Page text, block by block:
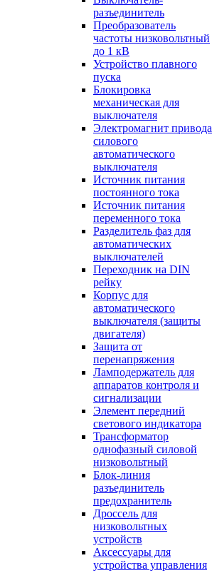
разъединитель
Преобразователь
частоты низковольтный
до 1 кВ
Устройство плавного
пуска
Блокировка
механическая для
выключателя
Электромагнит привода
силового
автоматического
выключателя
Источник питания
постоянного тока
Источник питания
переменного тока
Разделитель фаз для
автоматических
выключателей
Переходник на DIN
рейку
Корпус для
автоматического
выключателя (защиты
двигателя)
Защита от
перенапряжения
Ламподержатель для
аппаратов контроля и
сигнализации
Элемент передний
светового индикатора
Трансформатор
однофазный силовой
низковольтный
Блок-линия
разъединитель
предохранитель
Дроссель для
низковольтных
устройств
Аксессуары для
устройства управления